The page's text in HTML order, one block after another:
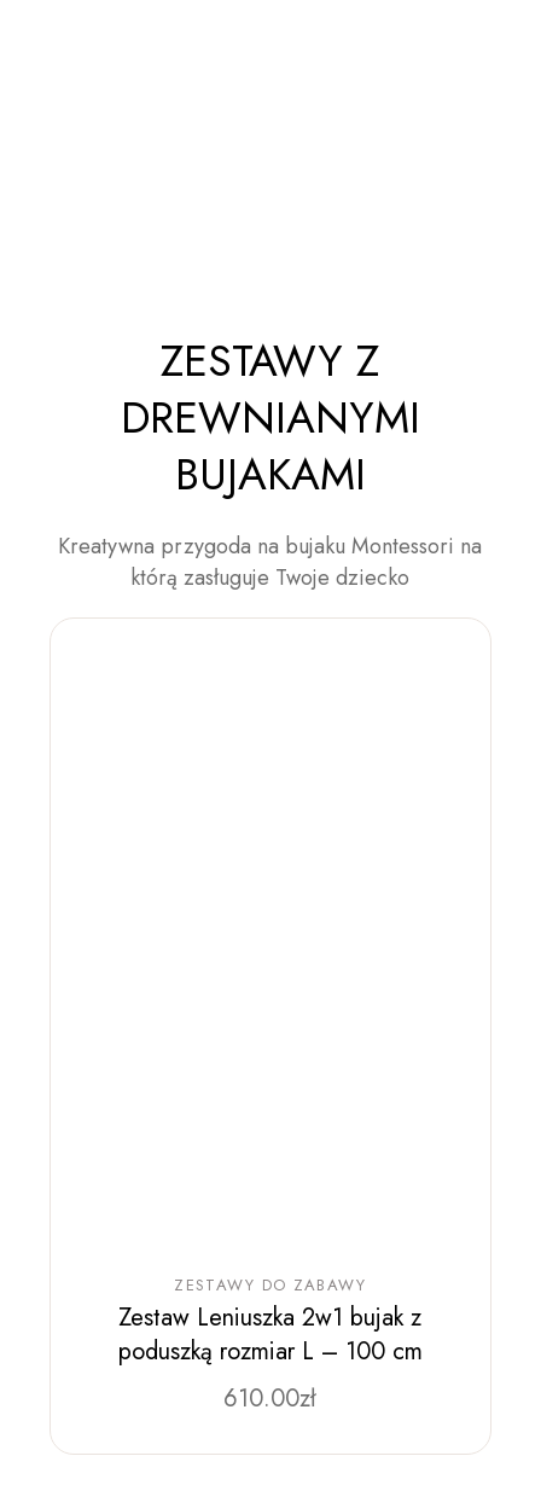
ZESTAWY Z
DREWNIANYMI
BUJAKAMI
Kreatywna przygoda na bujaku Montessori na
którą zasługuje Twoje dziecko
ZESTAWY DO ZABAWY
Zestaw Leniuszka 2w1 bujak z
poduszką rozmiar L – 100 cm
610.00zł